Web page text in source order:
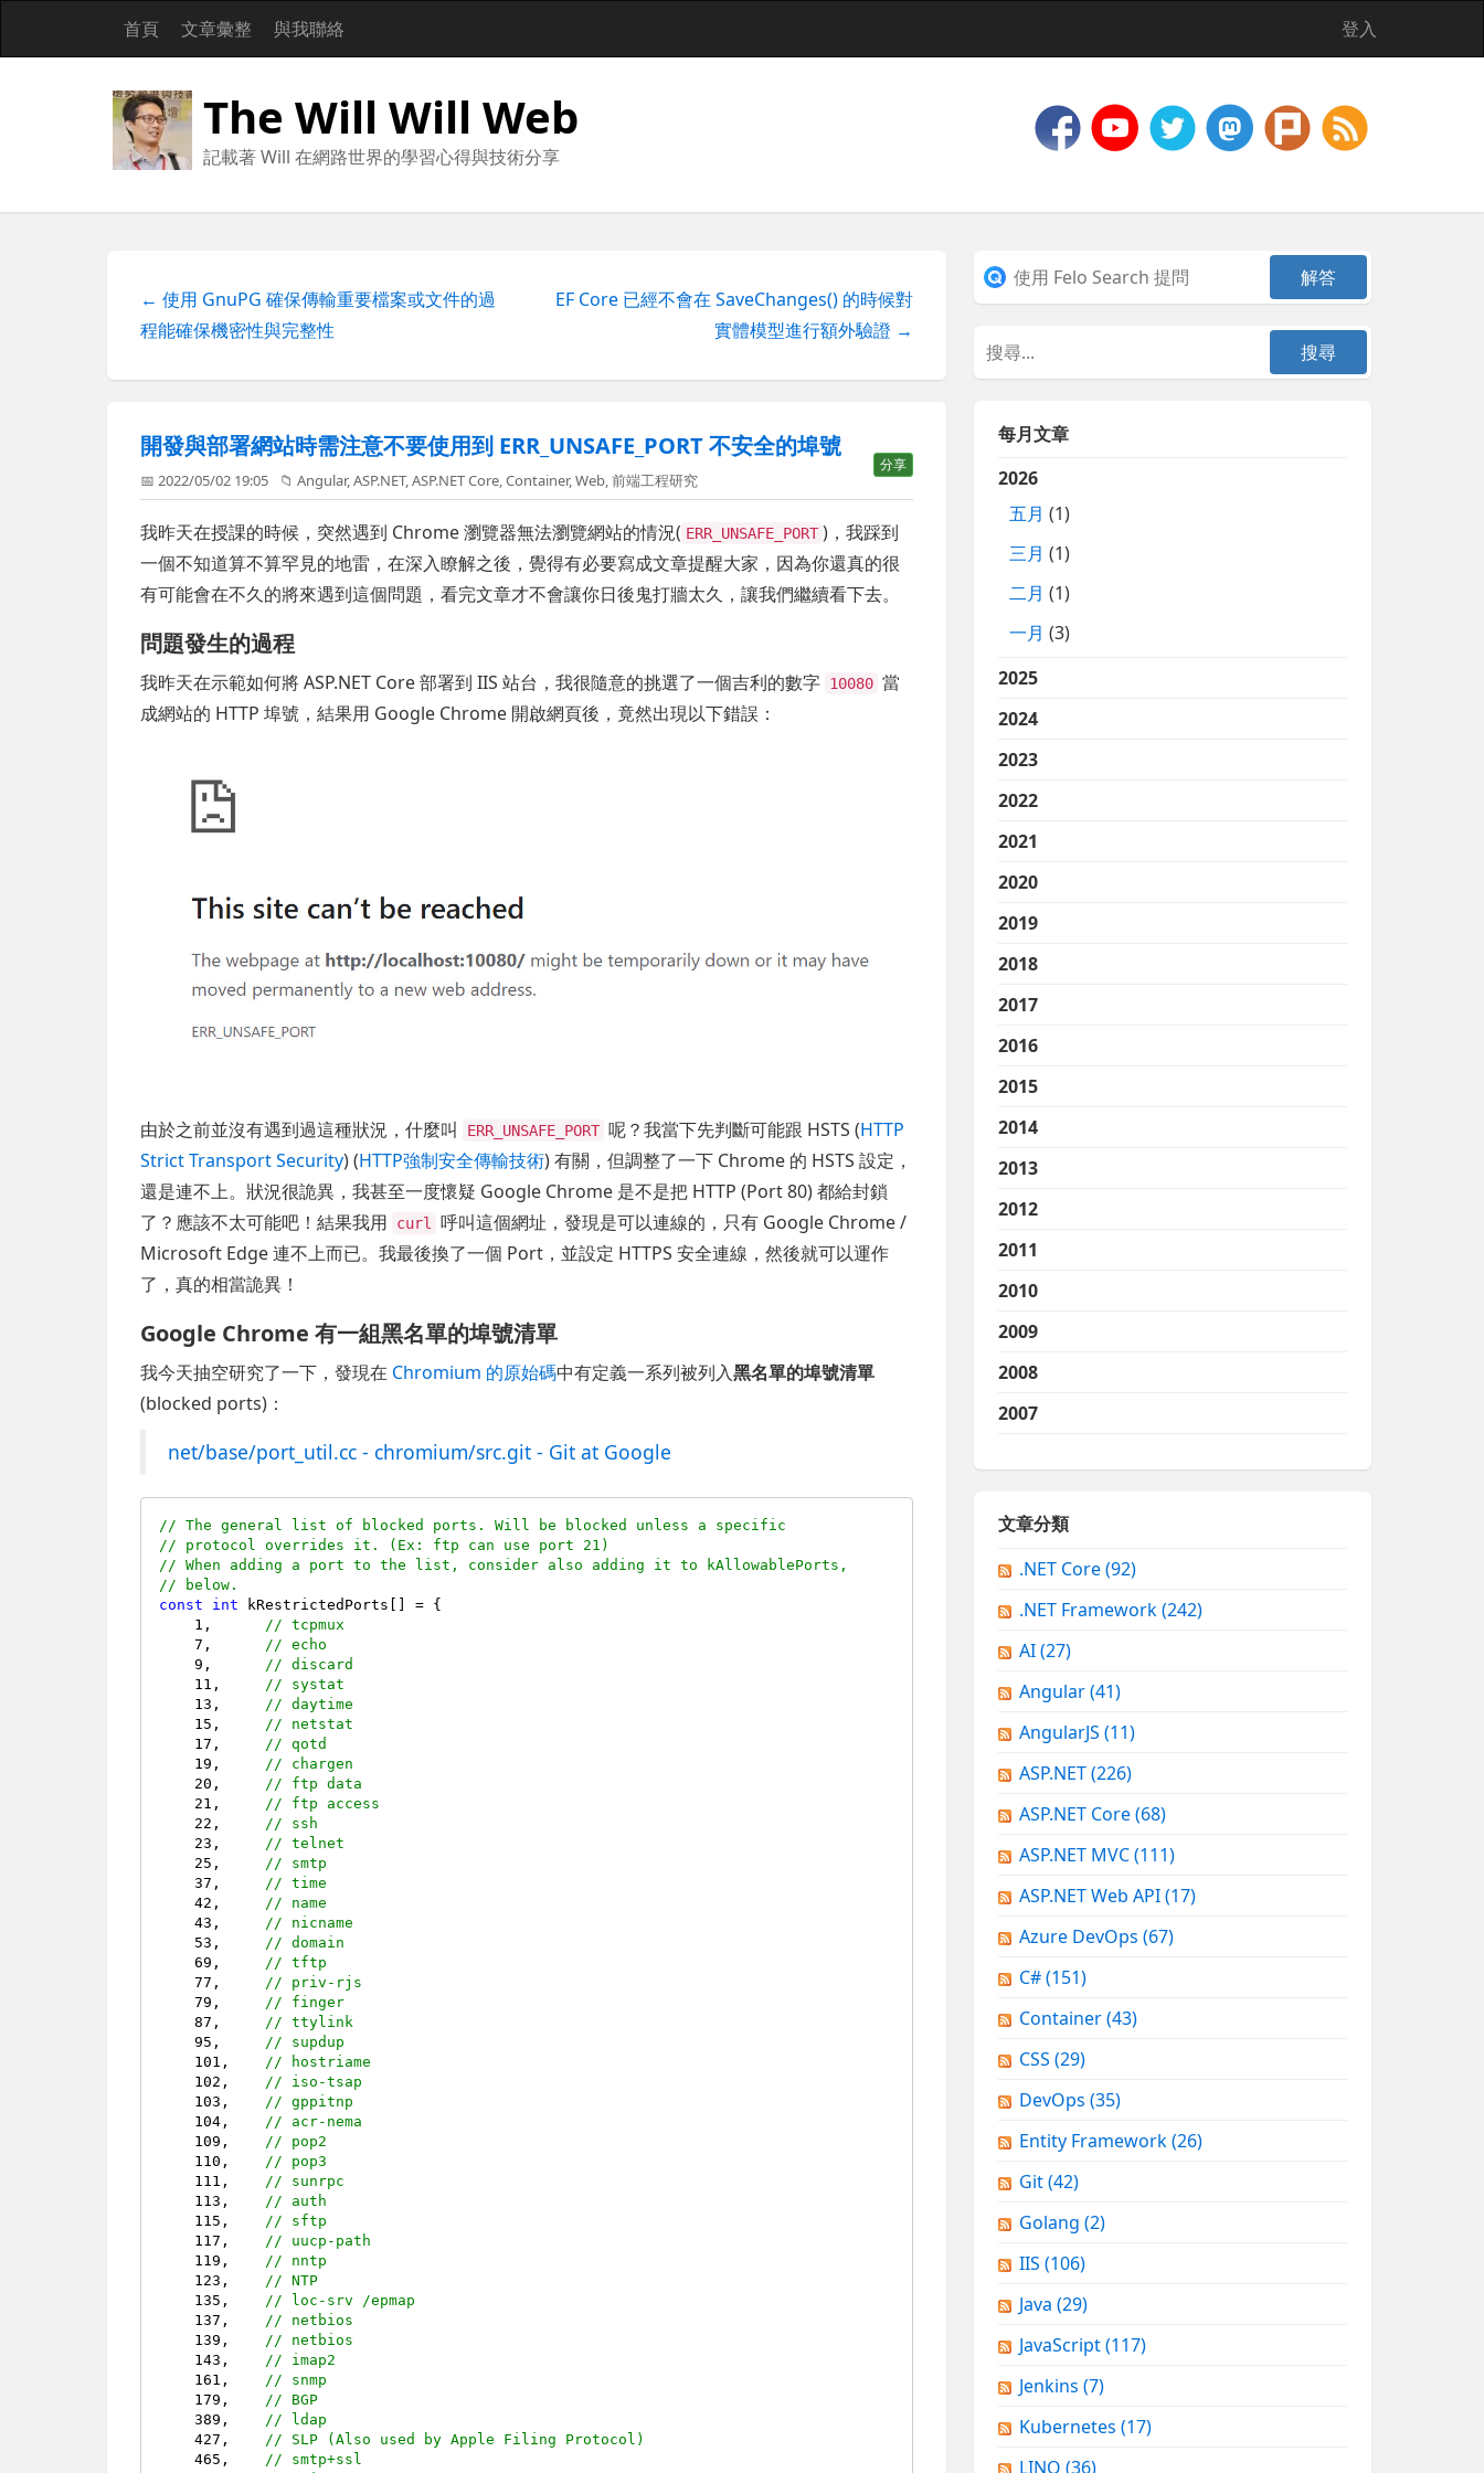
首頁 文章彙整 與我聯絡 登入
The Will Will Web
記載著 Will 在網路世界的學習心得與技術分享
← 使用 GnuPG 確保傳輸重要檔案或文件的過
程能確保機密性與完整性
EF Core 已經不會在 SaveChanges() 的時候對
實體模型進行額外驗證 →
開發與部署網站時需注意不要使用到 ERR_UNSAFE_PORT 不安全的埠號
分享
📅 2022/05/02 19:05 📁Angular,ASP.NET,ASP.NET Core,Container,Web,前端工程研究
我昨天在授課的時候，突然遇到 Chrome 瀏覽器無法瀏覽網站的情況( ERR_UNSAFE_PORT )，我踩到
一個不知道算不算罕見的地雷，在深入瞭解之後，覺得有必要寫成文章提醒大家，因為你還真的很
有可能會在不久的將來遇到這個問題，看完文章才不會讓你日後鬼打牆太久，讓我們繼續看下去。
問題發生的過程
我昨天在示範如何將 ASP.NET Core 部署到 IIS 站台，我很隨意的挑選了一個吉利的數字 10080 當
成網站的 HTTP 埠號，結果用 Google Chrome 開啟網頁後，竟然出現以下錯誤：
由於之前並沒有遇到過這種狀況，什麼叫 ERR_UNSAFE_PORT 呢？我當下先判斷可能跟 HSTS (HTTP
Strict Transport Security) (HTTP強制安全傳輸技術) 有關，但調整了一下 Chrome 的 HSTS 設定，
還是連不上。狀況很詭異，我甚至一度懷疑 Google Chrome 是不是把 HTTP (Port 80) 都給封鎖
了？應該不太可能吧！結果我用
curl 呼叫這個網址，發現是可以連線的，只有 Google Chrome /
Microsoft Edge 連不上而已。我最後換了一個 Port，並設定 HTTPS 安全連線，然後就可以運作
了，真的相當詭異！
Google Chrome 有一組黑名單的埠號清單
我今天抽空研究了一下，發現在 Chromium 的原始碼中有定義一系列被列入黑名單的埠號清單
(blocked ports)：
net/base/port_util.cc - chromium/src.git - Git at Google
// The general list of blocked ports. Will be blocked unless a specific
// protocol overrides it. (Ex: ftp can use port 21)
// When adding a port to the list, consider also adding it to kAllowablePorts,
// below.
const
int kRestrictedPorts[] = {
1 , // tcpmux
7 , // echo
9 , // discard
11 , // systat
13 , // daytime
15 , // netstat
17 , // qotd
19 , // chargen
20 , // ftp data
21 , // ftp access
22 , // ssh
23 , // telnet
25 , // smtp
37 , // time
42 , // name
43 , // nicname
53 , // domain
69 , // tftp
77 , // priv-rjs
79 , // finger
87 , // ttylink
95 , // supdup
101 , // hostriame
102 , // iso-tsap
103 , // gppitnp
104 , // acr-nema
109 , // pop2
110 , // pop3
111 , // sunrpc
113 , // auth
115 , // sftp
117 , // uucp-path
119 , // nntp
123 , // NTP
135 , // loc-srv /epmap
137 , // netbios
139 , // netbios
143 , // imap2
161 , // snmp
179 , // BGP
389 , // ldap
427 , // SLP (Also used by Apple Filing Protocol)
465 , // smtp+ssl
每月文章
2026
五月 (1)
三月 (1)
二月 (1)
一月 (3)
2025
2024
2023
2022
2021
2020
2019
2018
2017
2016
2015
2014
2013
2012
2011
2010
2009
2008
2007
文章分類
.NET Core(92)
.NET Framework(242)
AI(27)
Angular(41)
AngularJS (11)
ASP.NET(226)
ASP.NET Core(68)
ASP.NET MVC(111)
ASP.NET Web API(17)
Azure DevOps (67)
C#(151)
Container(43)
CSS (29)
DevOps (35)
Entity Framework(26)
Git(42)
Golang (2)
IIS (106)
Java (29)
JavaScript(117)
Jenkins (7)
Kubernetes (17)
LINQ (36)